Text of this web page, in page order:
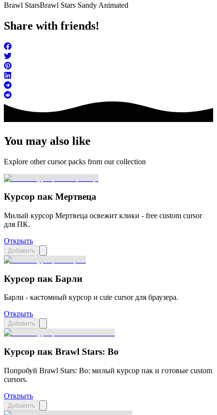
Brawl StarsBrawl Stars Sandy Animated
Share with friends!
You may also like
Explore other cursor packs from our collection
Курсор пак Мертвеца
Милый курсор Мертвеца освежит клики - free custom cursor
для ПК.
Открыть
Добавить
Курсор пак Барли
Барли - кастомный курсор и cute cursor для браузера.
Открыть
Добавить
Курсор пак Brawl Stars: Bo
Попробуй Brawl Stars: Bo: милый курсор пак и готовые custom
cursors.
Открыть
Добавить